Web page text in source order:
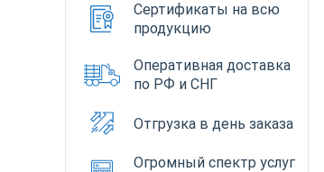
Сертификаты на всю
продукцию
Оперативная доставка
по РФ и СНГ
Отгрузка в день заказа
Огромный спектр услуг